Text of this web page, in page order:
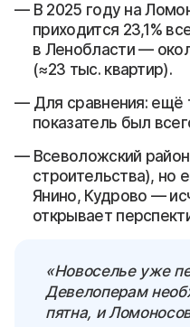
В 2025 году на
приходится 23,1%
в Ленобласти —
(≈23 тыс. квартир).
Для сравнения: ещё
показатель был
Всеволожский
строительства), но
Янино, Кудрово —
открывает
«Новоселье уже
Девелоперам
пятна, и